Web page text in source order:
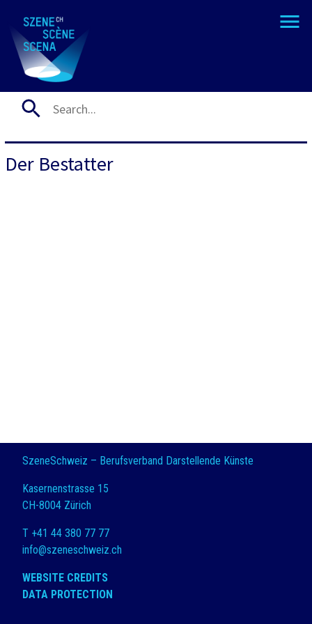
Der Bestatter
SzeneSchweiz – Berufsverband Darstellende Künste
Kasernenstrasse 15
CH-8004 Zürich
T +41 44 380 77 77
info@szeneschweiz.ch
WEBSITE CREDITS
DATA PROTECTION